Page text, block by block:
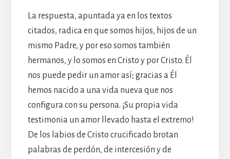
La respuesta, apuntada ya en los textos
citados, radica en que somos hijos, hijos de un
mismo Padre, y por eso somos también
hermanos, y lo somos en Cristo y por Cristo. Él
nos puede pedir un amor así; gracias a Él
hemos nacido a una vida nueva que nos
configura con su persona. ¡Su propia vida
testimonia un amor llevado hasta el extremo!
De los labios de Cristo crucificado brotan
palabras de perdón, de intercesión y de